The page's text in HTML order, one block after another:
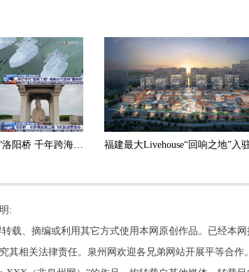
:
载、摘编或利用其它方式使用本网原创作品。已经本
其相关法律责任。泉州网欢迎各兄弟网站开展平等合作。